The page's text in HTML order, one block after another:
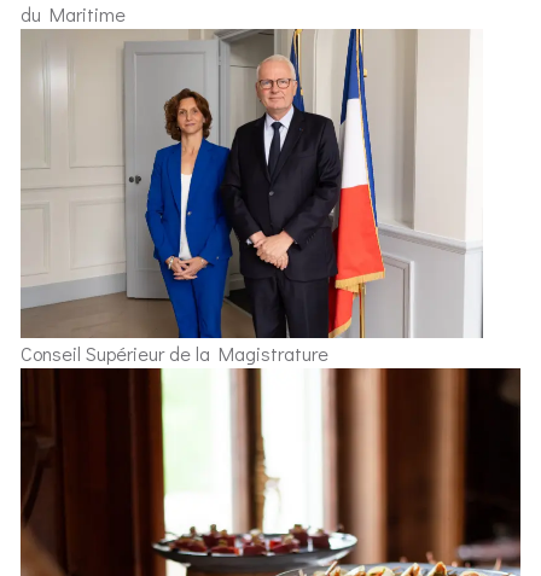
du Maritime
Conseil Supérieur de la Magistrature